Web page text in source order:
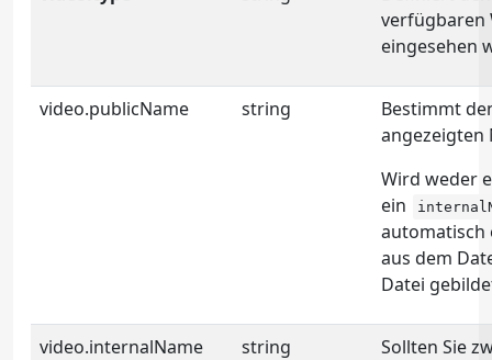
verfügbaren
eingesehen
video.publicName string
Bestimmt
angezeigten
Wird weder
ein
automatisch
aus dem
Datei
video.internalName string
Sollten Sie